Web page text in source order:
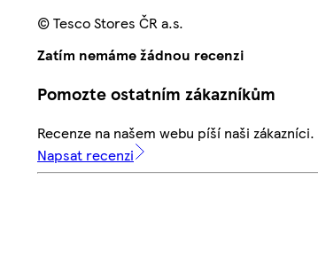
© Tesco Stores ČR a.s.
Zatím nemáme žádnou recenzi
Pomozte ostatním zákazníkům
Recenze na našem webu píší naši
Napsat recenzi